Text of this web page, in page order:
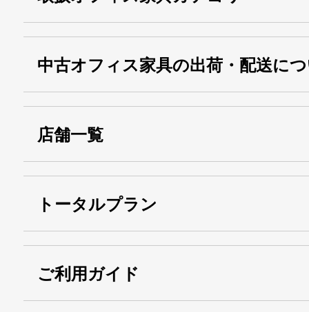
中古オフィス家具の出荷・配送に
店舗一覧
トータルプラン
ご利用ガイド